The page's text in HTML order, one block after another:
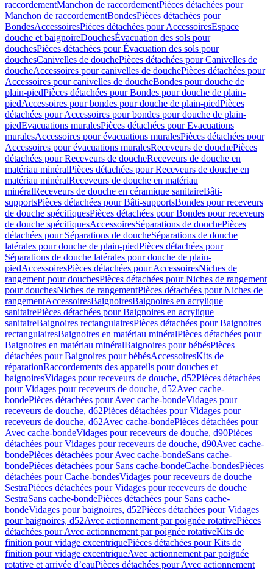
raccordementManchon de raccordementPièces détachées pour
Manchon de raccordementBondesPièces détachées pour
BondesAccessoiresPièces détachées pour AccessoiresEspace
douche et baignoireDouchesÉvacuation des sols pour
douchesPièces détachées pour Évacuation des sols pour
douchesCanivelles de douchePièces détachées pour Canivelles de
doucheAccessoires pour canivelles de douchePièces détachées pour
Accessoires pour canivelles de doucheBondes pour douche de
plain-piedPièces détachées pour Bondes pour douche de plain-
piedAccessoires pour bondes pour douche de plain-piedPièces
détachées pour Accessoires pour bondes pour douche de plain-
piedEvacuations muralesPièces détachées pour Evacuations
muralesAccessoires pour évacuations muralesPièces détachées pour
Accessoires pour évacuations muralesReceveurs de douchePièces
détachées pour Receveurs de doucheReceveurs de douche en
matériau minéralPièces détachées pour Receveurs de douche en
matériau minéralReceveurs de douche en matériau
minéralReceveurs de douche en céramique sanitaireBâti-
supportsPièces détachées pour Bâti-supportsBondes pour receveurs
de douche spécifiquesPièces détachées pour Bondes pour receveurs
de douche spécifiquesAccessoiresSéparations de douchePièces
détachées pour Séparations de doucheSéparations de douche
latérales pour douche de plain-piedPièces détachées pour
Séparations de douche latérales pour douche de plain-
piedAccessoiresPièces détachées pour AccessoiresNiches de
rangement pour douchesPièces détachées pour Niches de rangement
pour douchesNiches de rangementPièces détachées pour Niches de
rangementAccessoiresBaignoiresBaignoires en acrylique
sanitairePièces détachées pour Baignoires en acrylique
sanitaireBaignoires rectangulairesPièces détachées pour Baignoires
rectangulairesBaignoires en matériau minéralPièces détachées pour
Baignoires en matériau minéralBaignoires pour bébésPièces
détachées pour Baignoires pour bébésAccessoiresKits de
réparationRaccordements des appareils pour douches et
baignoiresVidages pour receveurs de douche, d52Pièces détachées
pour Vidages pour receveurs de douche, d52Avec cache-
bondePièces détachées pour Avec cache-bondeVidages pour
receveurs de douche, d62Pièces détachées pour Vidages pour
receveurs de douche, d62Avec cache-bondePièces détachées pour
Avec cache-bondeVidages pour receveurs de douche, d90Pièces
détachées pour Vidages pour receveurs de douche, d90Avec cache-
bondePièces détachées pour Avec cache-bondeSans cache-
bondePièces détachées pour Sans cache-bondeCache-bondesPièces
détachées pour Cache-bondesVidages pour receveurs de douche
SestraPièces détachées pour Vidages pour receveurs de douche
SestraSans cache-bondePièces détachées pour Sans cache-
bondeVidages pour baignoires, d52Pièces détachées pour Vidages
pour baignoires, d52Avec actionnement par poignée rotativePièces
détachées pour Avec actionnement par poignée rotativeKits de
finition pour vidage excentriquePièces détachées pour Kits de
finition pour vidage excentriqueAvec actionnement par poignée
rotative et arrivée d’eauPièces détachées pour Avec actionnement